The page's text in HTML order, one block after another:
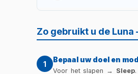
kan volgens onderzoek
behandelend
Zo gebruikt u de Luna
1 Bepaal uw doel en
Voor het slapen → Sleep